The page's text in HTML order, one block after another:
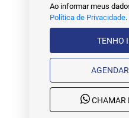
Ao informar meus
Política de Privacidade.
CHAMAR